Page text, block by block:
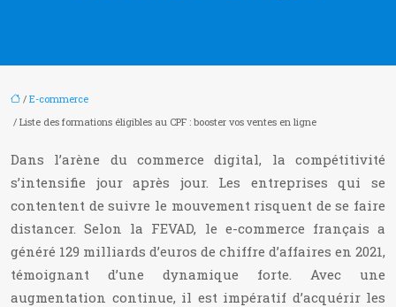
/ E-commerce
/ Liste des formations éligibles au CPF : booster vos ventes en ligne
Dans l’arène du commerce digital, la compétitivité
s’intensifie jour après jour. Les entreprises qui se
contentent de suivre le mouvement risquent de se faire
distancer. Selon la FEVAD, le e-commerce français a
généré 129 milliards d’euros de chiffre d’affaires en 2021,
témoignant d’une dynamique forte. Avec une
augmentation continue, il est impératif d’acquérir les